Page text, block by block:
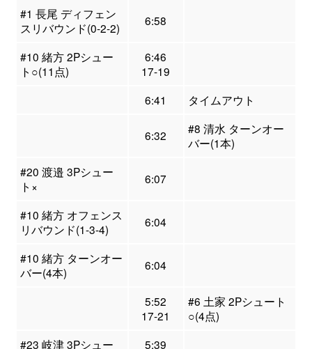
#1 長尾 ディフェン
スリバウンド(0-2-2)
6:58
#10 緒方 2Pシュー
ト○(11点)
6:46
17-19
6:41
タイムアウト
6:32
#8 清水 ターンオー
バー(1本)
#20 渡邉 3Pシュー
ト×
6:07
#10 緒方 オフェンス
リバウンド(1-3-4)
6:04
#10 緒方 ターンオー
バー(4本)
6:04
5:52
17-21
#6 土家 2Pシュート
○(4点)
#23 岐津 3Pシュー
5:39